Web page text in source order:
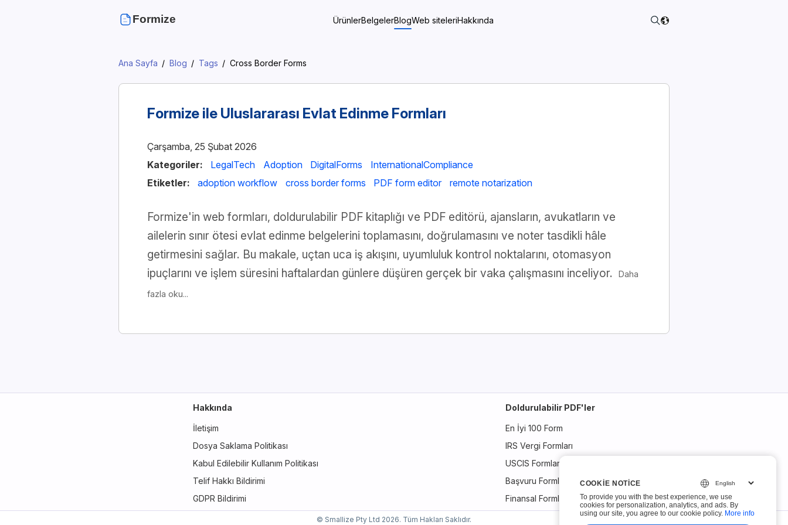
Formize ÜrünlerBelgelerBlogWeb siteleriHakkında
Ana Sayfa Blog Tags Cross Border Forms
Formize ile Uluslararası Evlat Edinme Formları
Çarşamba, 25 Şubat 2026
Kategoriler:
LegalTech Adoption DigitalForms
InternationalCompliance
Etiketler:
adoption workflow cross border forms PDF form editor remote notarization
Formize'in web formları, doldurulabilir PDF kitaplığı ve PDF editörü, ajansların, avukatların ve
ailelerin sınır ötesi evlat edinme belgelerini toplamasını, doğrulamasını ve noter tasdikli hâle
getirmesini sağlar. Bu makale, uçtan uca iş akışını, uyumluluk kontrol noktalarını, otomasyon
ipuçlarını ve işlem süresini haftalardan günlere düşüren gerçek bir vaka çalışmasını inceliyor.
Daha
fazla oku...
Hakkında
İletişim
Dosya Saklama Politikası
Kabul Edilebilir Kullanım Politikası
Telif Hakkı Bildirimi
GDPR Bildirimi
Doldurulabilir PDF'ler
En İyi 100 Form
IRS Vergi Formları
USCIS Formları
Başvuru Formları
Finansal Formlar
© Smallize Pty Ltd 2026. Tüm Hakları Saklıdır.
COOKIE NOTICE
To provide you with the best experience, we use
cookies for personalization, analytics, and ads. By
using our site, you agree to our cookie policy. More info
COOKIE NOTICE
To provide you with the best experience, we use
cookies for personalization, analytics, and ads. By
using our site, you agree to our cookie policy. More info